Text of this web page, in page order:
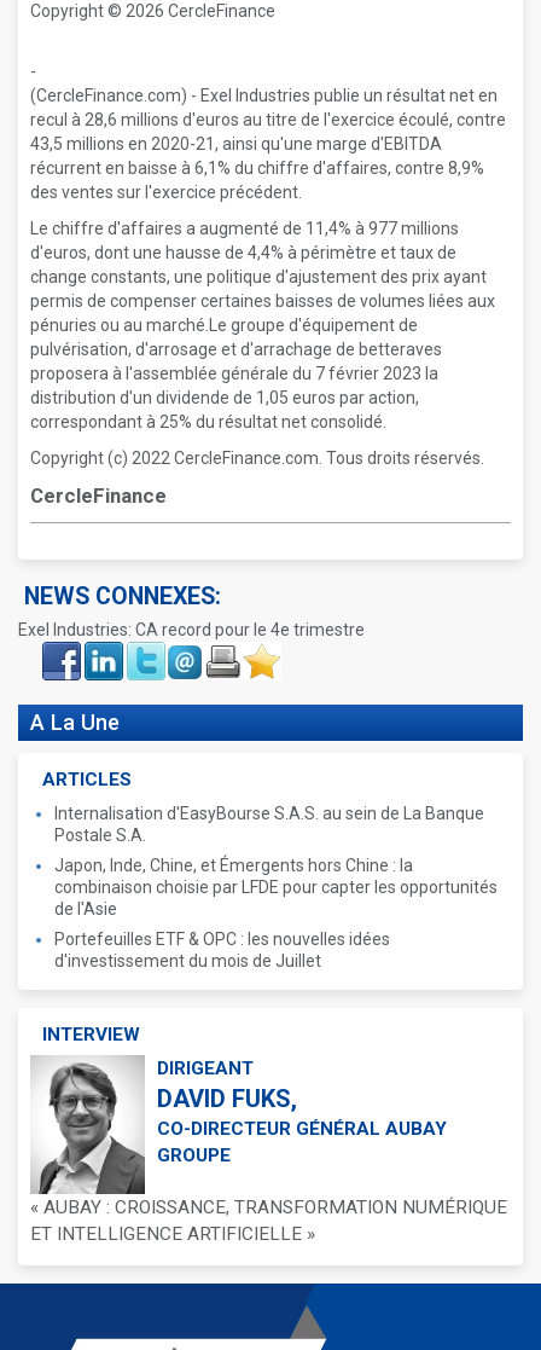
Copyright © 2026 CercleFinance
-
(CercleFinance.com) - Exel Industries publie un résultat net en
recul à 28,6 millions d'euros au titre de l'exercice écoulé, contre
43,5 millions en 2020-21, ainsi qu'une marge d'EBITDA
récurrent en baisse à 6,1% du chiffre d'affaires, contre 8,9%
des ventes sur l'exercice précédent.
Le chiffre d'affaires a augmenté de 11,4% à 977 millions
d'euros, dont une hausse de 4,4% à périmètre et taux de
change constants, une politique d'ajustement des prix ayant
permis de compenser certaines baisses de volumes liées aux
pénuries ou au marché.Le groupe d'équipement de
pulvérisation, d'arrosage et d'arrachage de betteraves
proposera à l'assemblée générale du 7 février 2023 la
distribution d'un dividende de 1,05 euros par action,
correspondant à 25% du résultat net consolidé.
Copyright (c) 2022 CercleFinance.com. Tous droits réservés.
CercleFinance
NEWS CONNEXES:
Exel Industries: CA record pour le 4e trimestre
Face
book
LinkIn Twitter Envoyer ImprimerFavoris
A La Une
ARTICLES
Internalisation d'EasyBourse S.A.S. au sein de La Banque
Postale S.A.
Japon, Inde, Chine, et Émergents hors Chine : la
combinaison choisie par LFDE pour capter les opportunités
de l'Asie
Portefeuilles ETF & OPC : les nouvelles idées
d'investissement du mois de Juillet
INTERVIEW
DIRIGEANT
DAVID FUKS,
CO-DIRECTEUR GÉNÉRAL AUBAY
GROUPE
« AUBAY : CROISSANCE, TRANSFORMATION NUMÉRIQUE
ET INTELLIGENCE ARTIFICIELLE »